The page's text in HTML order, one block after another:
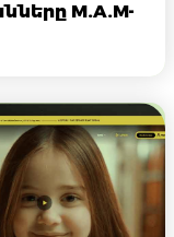
M.A.M-